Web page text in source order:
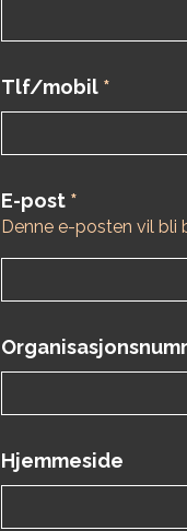
Tlf/mobil *
E-post *
Denne e-posten vil bli
Hjemmeside